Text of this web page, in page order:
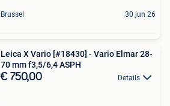
Brussel 30 jun 26
Leica X Vario [#18430] - Vario Elmar 28-
70 mm f3,5/6,4 ASPH
€ 750,00 Details